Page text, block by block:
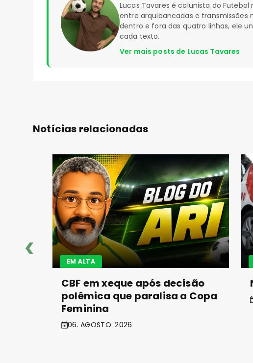
Lucas Tavares é colunista do
entre arquibancadas e transmissões
dentro e fora das quatro linhas, ele
cada texto.
Ver mais posts de Lucas Tavares
Notícias relacionadas
EM ALTA
CBF em xeque após decisão
polêmica que paralisa a Copa
Feminina
06. AGOSTO. 2026